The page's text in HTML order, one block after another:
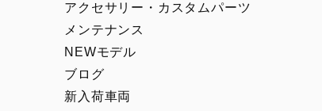
アクセサリー・カスタムパーツ
メンテナンス
NEWモデル
ブログ
新入荷車両